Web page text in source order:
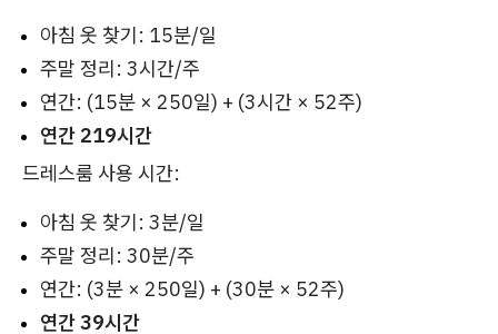
아침 옷 찾기: 15분/일
주말 정리: 3시간/주
연간: (15분 × 250일) + (3시간 × 52주)
연간 219시간
드레스룸 사용 시간:
아침 옷 찾기: 3분/일
주말 정리: 30분/주
연간: (3분 × 250일) + (30분 × 52주)
연간 39시간